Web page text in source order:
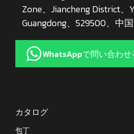
Zone、Jiancheng District、
Guangdong、529500、中国
WhatsAppで問い合わせ
カタログ
包丁